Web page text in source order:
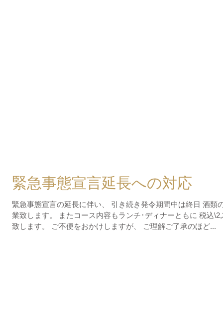
緊急事態宣言延長への対応
緊急事態宣言の延長に伴い、 引き続き発令期間中は終日 酒類
業致します。 またコース内容もランチ･ディナーともに 税込
致します。 ご不便をおかけしますが、 ご理解ご了承のほど...